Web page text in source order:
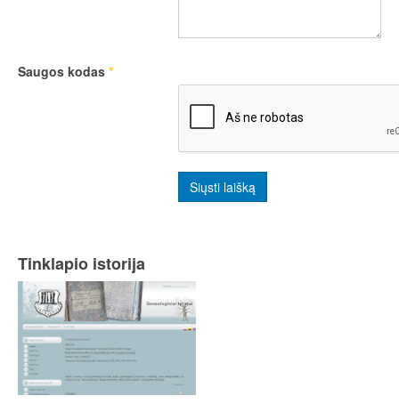
Saugos kodas *
Siųsti laišką
Tinklapio istorija